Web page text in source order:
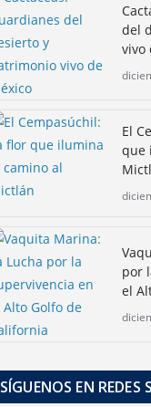
del
vivo
El
que
por
el
SÍGUENOS EN REDES